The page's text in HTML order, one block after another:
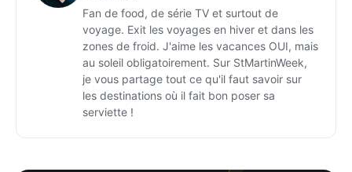
Fan de food, de série TV et surtout de
voyage. Exit les voyages en hiver et dans les
zones de froid. J'aime les vacances OUI, mais
au soleil obligatoirement. Sur StMartinWeek,
je vous partage tout ce qu'il faut savoir sur
les destinations où il fait bon poser sa
serviette !